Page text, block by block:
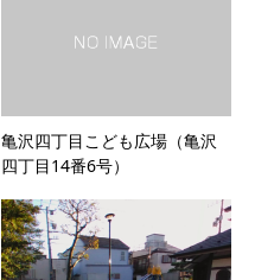
亀沢四丁目こども広場（亀沢
四丁目14番6号）